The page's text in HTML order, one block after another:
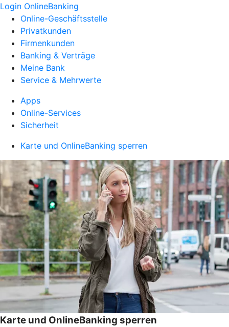
Login OnlineBanking
Online-Geschäftsstelle
Privatkunden
Firmenkunden
Banking & Verträge
Meine Bank
Service & Mehrwerte
Apps
Online-Services
Sicherheit
Karte und OnlineBanking sperren
Karte und OnlineBanking sperren